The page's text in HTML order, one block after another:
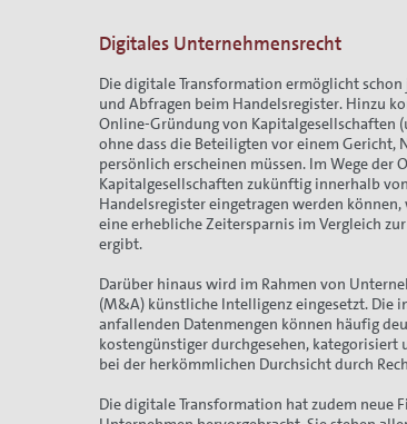
Zur Hauptnavigation
Digitales Unternehmensrecht
Die digitale Transformation ermöglicht
und Abfragen beim Handelsregister. Hinzu
Online-Gründung von Kapitalgesellschaften
ohne dass die Beteiligten vor einem Gericht,
persönlich erscheinen müssen. Im Wege der
Kapitalgesellschaften zukünftig innerhalb
Handelsregister eingetragen werden
eine erhebliche Zeitersparnis im Vergleich
ergibt.
Darüber hinaus wird im Rahmen von
(M&A) künstliche Intelligenz eingesetzt. Die
anfallenden Datenmengen können häufig
kostengünstiger durchgesehen, kategorisiert
bei der herkömmlichen Durchsicht durch
Die digitale Transformation hat zudem neue